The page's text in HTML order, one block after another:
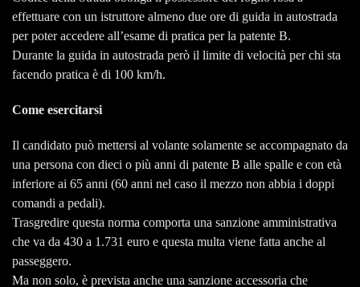
effettuare con un istruttore almeno due ore di guida in autostrada
per poter accedere all’esame di pratica per la patente B.
Durante la guida in autostrada però il limite di velocità per chi sta
facendo pratica è di 100 km/h.
Come esercitarsi
Il candidato può mettersi al volante solamente se accompagnato da
una persona con dieci o più anni di patente B alle spalle e con età
inferiore ai 65 anni (60 anni nel caso il mezzo non abbia i doppi
comandi a pedali).
Trasgredire questa norma comporta una sanzione amministrativa
che va da 430 a 1.731 euro e questa multa viene fatta anche al
passeggero.
Ma non solo, è prevista anche una sanzione accessoria che